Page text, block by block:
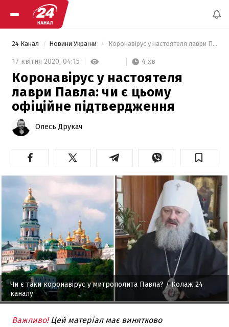
24 Канал Новини України Коронавірус у настоятеля лаври Павла: чи є цьому офіційне підтвердження
17 квітня 2020, 04:15 4 хв
Коронавірус у настоятеля
лаври Павла: чи є цьому
офіційне підтвердження
Олесь Друкач
Чи є таки коронавірус у митрополита Павла? / Колаж 24
каналу
Важливо! Цей матеріал має винятково